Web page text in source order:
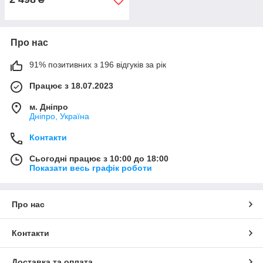
Про нас
91% позитивних з 196 відгуків за рік
Працює з 18.07.2023
м. Дніпро
Дніпро, Україна
Контакти
Сьогодні працює з 10:00 до 18:00
Показати весь графік роботи
Про нас
Контакти